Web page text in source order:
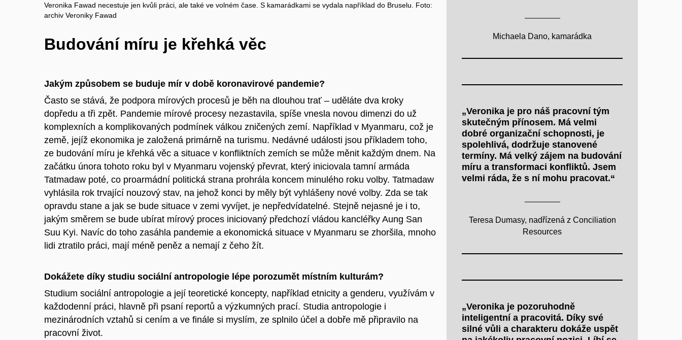
Veronika Fawad necestuje jen kvůli práci, ale také ve volném čase. S kamarádkami se vydala například do Bruselu. Foto:
archiv Veroniky Fawad
Budování míru je křehká věc
Jakým způsobem se buduje mír v době koronavirové pandemie?
Často se stává, že podpora mírových procesů je běh na dlouhou trať – uděláte dva kroky
dopředu a tři zpět. Pandemie mírové procesy nezastavila, spíše vnesla novou dimenzi do už
komplexních a komplikovaných podmínek válkou zničených zemí. Například v Myanmaru, což je
země, jejíž ekonomika je založená primárně na turismu. Nedávné události jsou příkladem toho,
ze budování míru je křehká věc a situace v konfliktních zemích se může měnit každým dnem. Na
začátku února tohoto roku byl v Myanmaru vojenský převrat, který iniciovala tamní armáda
Tatmadaw poté, co proarmádní politická strana prohrála koncem minulého roku volby. Tatmadaw
vyhlásila rok trvající nouzový stav, na jehož konci by měly být vyhlášeny nové volby. Zda se tak
opravdu stane a jak se bude situace v zemi vyvíjet, je nepředvídatelné. Stejně nejasné je i to,
jakým směrem se bude ubírat mírový proces iniciovaný předchozí vládou kancléřky Aung San
Suu Kyi. Navíc do toho zasáhla pandemie a ekonomická situace v Myanmaru se zhoršila, mnoho
lidi ztratilo práci, mají méně peněz a nemají z čeho žít.
Dokážete díky studiu sociální antropologie lépe porozumět místním kulturám?
Studium sociální antropologie a její teoretické koncepty, například etnicity a genderu, využívám v
každodenní práci, hlavně při psaní reportů a výzkumných prací. Studia antropologie i
mezinárodních vztahů si cením a ve finále si myslím, ze splnilo účel a dobře mě připravilo na
pracovní život.
Michaela Dano, kamarádka
„Veronika je pro náš pracovní tým
skutečným přínosem. Má velmi
dobré organizační schopnosti, je
spolehlivá, dodržuje stanovené
termíny. Má velký zájem na budování
míru a transformaci konfliktů. Jsem
velmi ráda, že s ní mohu pracovat.“
Teresa Dumasy, nadřízená z Conciliation
Resources
„Veronika je pozoruhodně
inteligentní a pracovitá. Díky své
silné vůli a charakteru dokáže uspět